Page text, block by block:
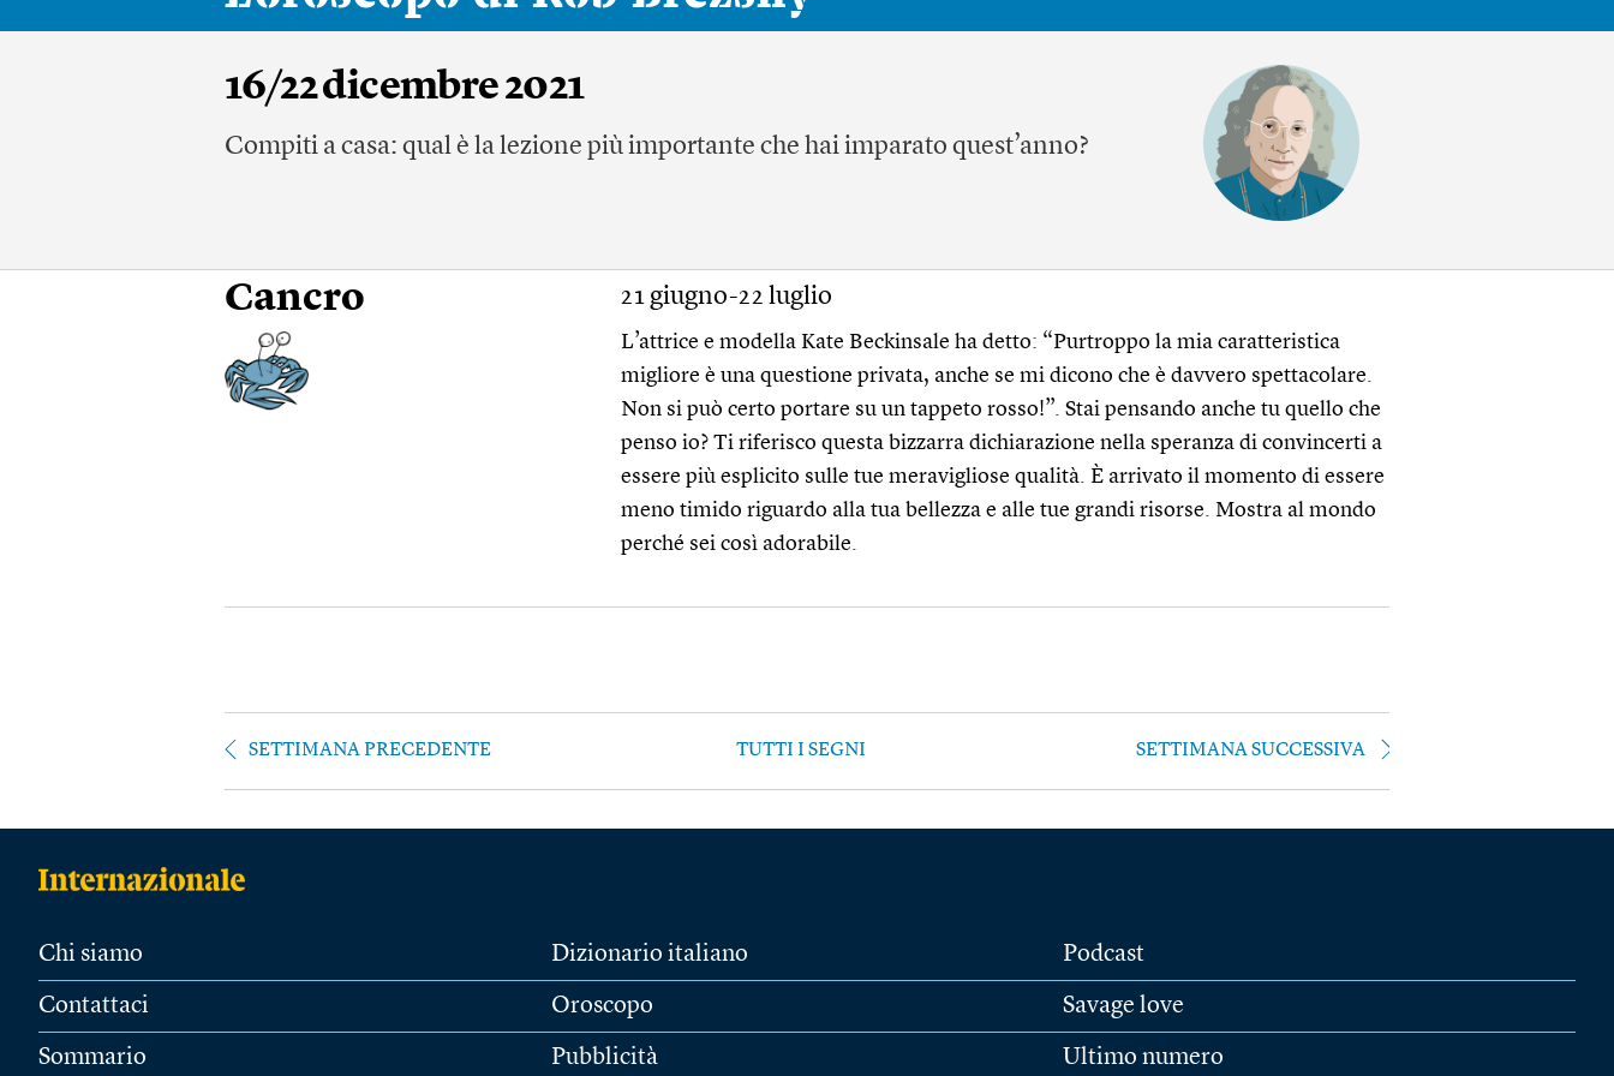
16/22 dicembre 2021
Compiti a casa: qual è la lezione più importante che hai imparato quest’anno?
Cancro 21 giugno-22 luglio
L’attrice e modella Kate Beckinsale ha detto: “Purtroppo la mia caratteristica
migliore è una questione privata, anche se mi dicono che è davvero spettacolare.
Non si può certo portare su un tappeto rosso!”. Stai pensando anche tu quello che
penso io? Ti riferisco questa bizzarra dichiarazione nella speranza di convincerti a
essere più esplicito sulle tue meravigliose qualità. È arrivato il momento di essere
meno timido riguardo alla tua bellezza e alle tue grandi risorse. Mostra al mondo
perché sei così adorabile.
SETTIMANA PRECEDENTE TUTTI I SEGNI SETTIMANA SUCCESSIVA
Chi siamo
Contattaci
Sommario
Dizionario italiano
Oroscopo
Pubblicità
Podcast
Savage love
Ultimo numero